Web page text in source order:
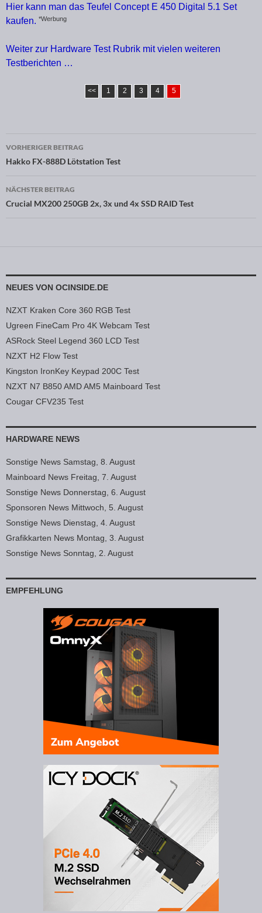
Hier kann man das Teufel Concept E 450 Digital 5.1 Set
kaufen. *Werbung
Weiter zur Hardware Test Rubrik mit vielen weiteren
Testberichten …
<< 1 2 3 4 5
Beitragsnavigation
VORHERIGER BEITRAG
Hakko FX-888D Lötstation Test
NÄCHSTER BEITRAG
Crucial MX200 250GB 2x, 3x und 4x SSD RAID Test
NEUES VON OCINSIDE.DE
NZXT Kraken Core 360 RGB Test
Ugreen FineCam Pro 4K Webcam Test
ASRock Steel Legend 360 LCD Test
NZXT H2 Flow Test
Kingston IronKey Keypad 200C Test
NZXT N7 B850 AMD AM5 Mainboard Test
Cougar CFV235 Test
HARDWARE NEWS
Sonstige News Samstag, 8. August
Mainboard News Freitag, 7. August
Sonstige News Donnerstag, 6. August
Sponsoren News Mittwoch, 5. August
Sonstige News Dienstag, 4. August
Grafikkarten News Montag, 3. August
Sonstige News Sonntag, 2. August
EMPFEHLUNG